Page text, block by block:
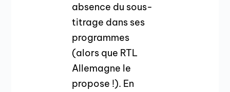
absence du sous-
titrage dans ses
programmes
(alors que RTL
Allemagne le
propose !). En